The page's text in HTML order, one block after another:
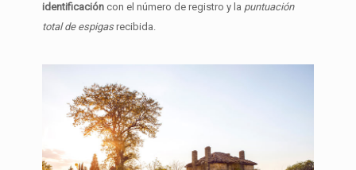
identificación con el número de registro y la puntuación
total de espigasrecibida.